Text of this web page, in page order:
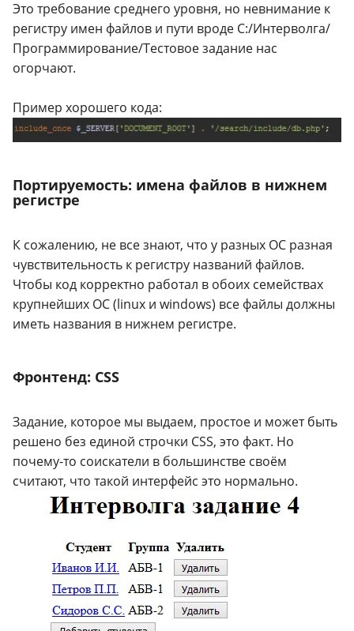
Это требование среднего уровня, но невнимание к
регистру имен файлов и пути вроде С:/Интерволга/
Программирование/Тестовое задание нас
огорчают.
Пример хорошего кода:
Портируемость: имена файлов в нижнем
регистре
К сожалению, не все знают, что у разных ОС разная
чувствительность к регистру названий файлов.
Чтобы код корректно работал в обоих семействах
крупнейших ОС (linux и windows) все файлы должны
иметь названия в нижнем регистре.
Фронтенд: CSS
Задание, которое мы выдаем, простое и может быть
решено без единой строчки CSS, это факт. Но
почему-то соискатели в большинстве своём
считают, что такой интерфейс это нормально.